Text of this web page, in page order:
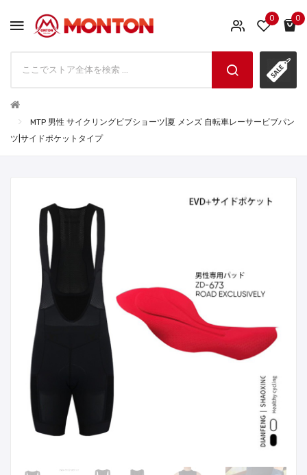
0 0
MTP 男性 サイクリングビブショーツ|夏 メンズ 自転車レーサービブパン
ツ|サイドポケットタイプ